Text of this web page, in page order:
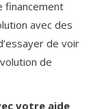
financement
avec des
de voir
de
votre aide